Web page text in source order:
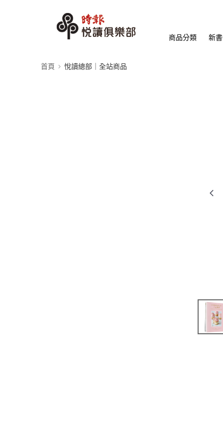
商品分類 新
首頁 悅讀總部｜全站商品